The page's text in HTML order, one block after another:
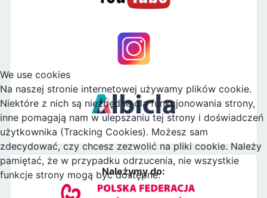
Należymy do:
We use cookies
Na naszej stronie internetowej używamy plików cookie.
Niektóre z nich są niezbędne dla funkcjonowania strony,
inne pomagają nam w ulepszaniu tej strony i doświadczeń
użytkownika (Tracking Cookies). Możesz sam
zdecydować, czy chcesz zezwolić na pliki cookie. Należy
pamiętać, że w przypadku odrzucenia, nie wszystkie
funkcje strony mogą być dostępne.